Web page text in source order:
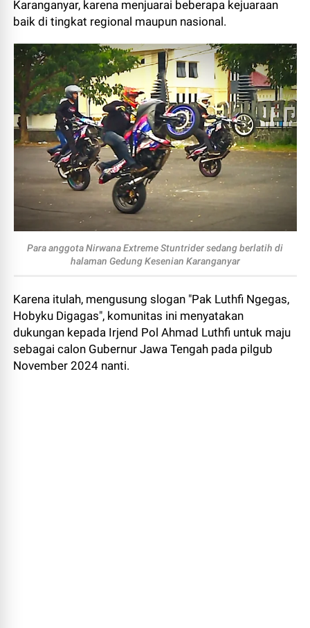
Karanganyar, karena menjuarai beberapa kejuaraan
baik di tingkat regional maupun nasional.
Para anggota Nirwana Extreme Stuntrider sedang berlatih di
halaman Gedung Kesenian Karanganyar
Karena itulah, mengusung slogan "Pak Luthfi Ngegas,
Hobyku Digagas", komunitas ini menyatakan
dukungan kepada Irjend Pol Ahmad Luthfi untuk maju
sebagai calon Gubernur Jawa Tengah pada pilgub
November 2024 nanti.